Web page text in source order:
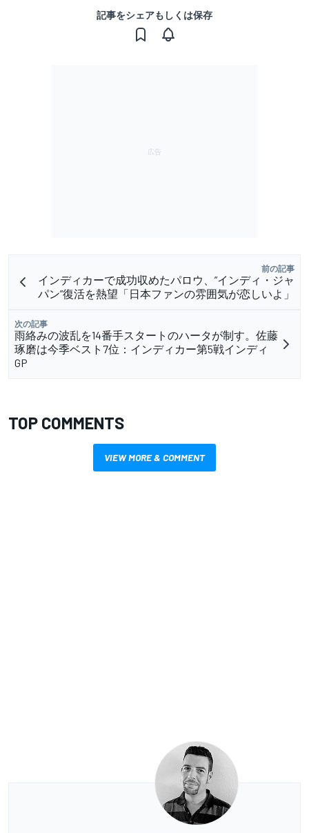
記事をシェアもしくは保存
前の記事
インディカーで成功収めたパロウ、”インディ・ジャ
パン”復活を熱望「日本ファンの雰囲気が恋しいよ」
次の記事
雨絡みの波乱を14番手スタートのハータが制す。佐藤
琢磨は今季ベスト7位：インディカー第5戦インディ
GP
TOP COMMENTS
VIEW MORE & COMMENT